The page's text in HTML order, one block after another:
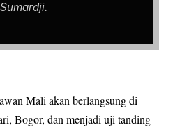
Sumardji.
Mali akan berlangsung di
Bogor, dan menjadi uji tanding